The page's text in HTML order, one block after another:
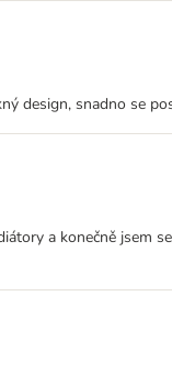
design, snadno se
a konečně jsem